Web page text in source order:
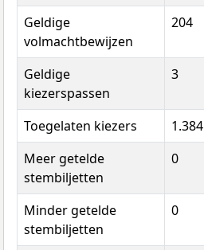
Geldige
volmachtbewijzen
204
Geldige
kiezerspassen
3
Toegelaten kiezers
1.384
Meer getelde
stembiljetten
0
Minder getelde
stembiljetten
0